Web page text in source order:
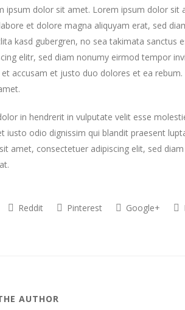
ipsum dolor sit amet. Lorem ipsum dolor sit
et dolore magna aliquyam erat, sed
kasd gubergren, no sea takimata
elitr, sed diam nonumy eirmod tempor
accusam et justo duo dolores et ea
in hendrerit in vulputate velit esse
iusto odio dignissim qui blandit praesent
amet, consectetuer adipiscing elit, sed
Reddit Pinterest Google+
AUTHOR